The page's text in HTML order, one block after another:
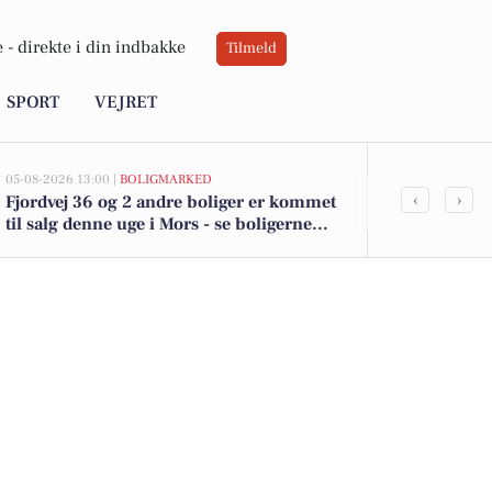
- direkte i din indbakke Tilmeld
SPORT VEJRET
05-08-2026 13:00 | BOLIGMARKED
Fjordvej 36 og 2 andre boliger er kommet
til salg denne uge i Mors - se boligerne
Top 6 over
‹ ›